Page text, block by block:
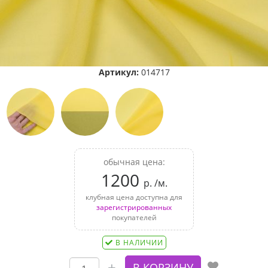
Артикул: 014717
обычная цена:
1200 р. /м.
клубная цена доступна для
зарегистрированных
покупателей
В НАЛИЧИИ